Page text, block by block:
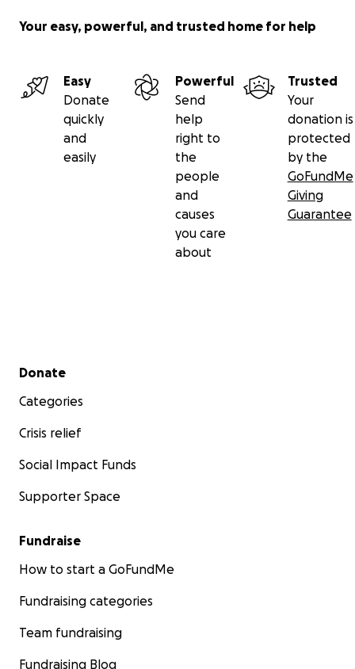
Your easy, powerful, and trusted home for help
Easy
Donate
quickly
and
easily
Powerful
Send
help
right to
the
people
and
causes
you care
about
Trusted
Your
donation is
protected
by the
GoFundMe
Giving
Guarantee
Secondary menu
Donate
Categories
Crisis relief
Social Impact Funds
Supporter Space
Fundraise
How to start a GoFundMe
Fundraising categories
Team fundraising
Fundraising Blog